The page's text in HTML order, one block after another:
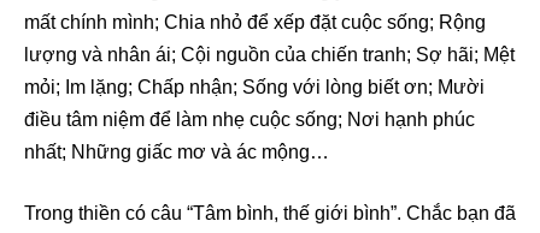
mất chính mình; Chia nhỏ để xếp đặt cuộc sống; Rộng
lượng và nhân ái; Cội nguồn của chiến tranh; Sợ hãi; Mệt
mỏi; Im lặng; Chấp nhận; Sống với lòng biết ơn; Mười
điều tâm niệm để làm nhẹ cuộc sống; Nơi hạnh phúc
nhất; Những giấc mơ và ác mộng…
Trong thiền có câu “Tâm bình, thế giới bình”. Chắc bạn đã